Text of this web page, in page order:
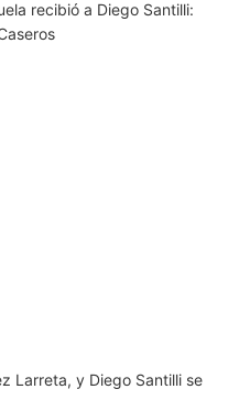
recibió a Diego Santilli:
Larreta, y Diego Santilli se